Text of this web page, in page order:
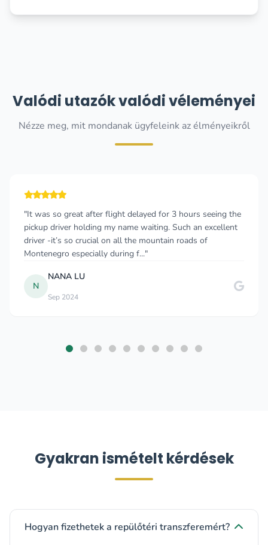
Valódi utazók valódi véleményei
Nézze meg, mit mondanak ügyfeleink az élményeikről
"It was so great after flight delayed for 3 hours seeing the
pickup driver holding my name waiting. Such an excellent
driver -it’s so crucial on all the mountain roads of
Montenegro especially during f..."
N
NANA LU
Sep 2024
Gyakran ismételt kérdések
Hogyan fizethetek a repülőtéri transzferemért?